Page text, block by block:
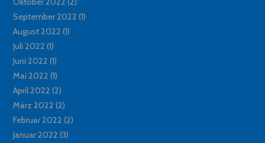
September 2022 (1)
August 2022 (1)
Juli 2022 (1)
Juni 2022 (1)
Mai 2022 (1)
April 2022 (2)
März 2022 (2)
Februar 2022 (2)
Januar 2022 (3)